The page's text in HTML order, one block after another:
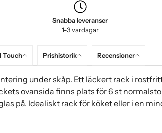
Snabba leveranser
1-3 vardagar
Touch Prishistorik Recensioner
under skåp. Ett läckert rack i
ovansida finns plats för 6 st
på. Idealiskt rack för köket eller i en